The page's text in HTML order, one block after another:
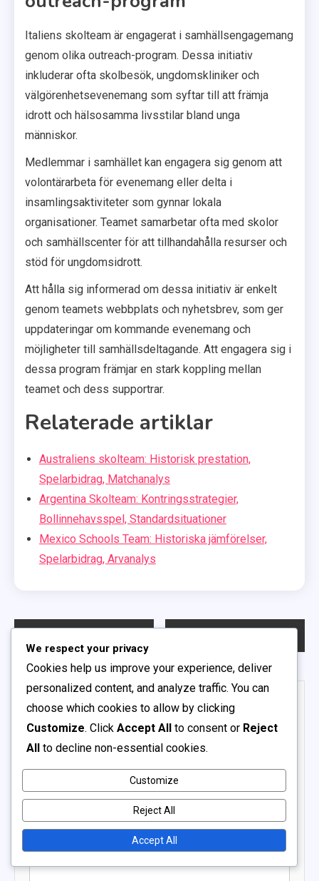
Italiens skolteam är engagerat i samhällsengagemang
genom olika outreach-program. Dessa initiativ
inkluderar ofta skolbesök, ungdomskliniker och
välgörenhetsevenemang som syftar till att främja
idrott och hälsosamma livsstilar bland unga
människor.
Medlemmar i samhället kan engagera sig genom att
volontärarbeta för evenemang eller delta i
insamlingsaktiviteter som gynnar lokala
organisationer. Teamet samarbetar ofta med skolor
och samhällscenter för att tillhandahålla resurser och
stöd för ungdomsidrott.
Att hålla sig informerad om dessa initiativ är enkelt
genom teamets webbplats och nyhetsbrev, som ger
uppdateringar om kommande evenemang och
möjligheter till samhällsdeltagande. Att engagera sig i
dessa program främjar en stark koppling mellan
teamet och dess supportrar.
Relaterade artiklar
Australiens skolteam: Historisk prestation,
Spelarbidrag, Matchanalys
Argentina Skolteam: Kontringsstrategier,
Bollinnehavsspel, Standardsituationer
Mexico Schools Team: Historiska jämförelser,
Spelarbidrag, Arvanalys
Post
navigation
Leave a Reply
Your email address will not be published. Required fields
are marked*
We respect your privacy
Cookies help us improve your experience, deliver
personalized content, and analyze traffic. You can
choose which cookies to allow by clicking
Customize. Click Accept All to consent or Reject
All to decline non-essential cookies.
Customize
Reject All
Accept All